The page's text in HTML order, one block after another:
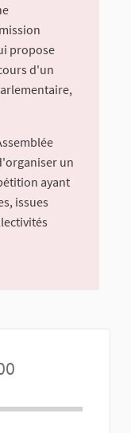
propose
d'un
un
ayant
issues